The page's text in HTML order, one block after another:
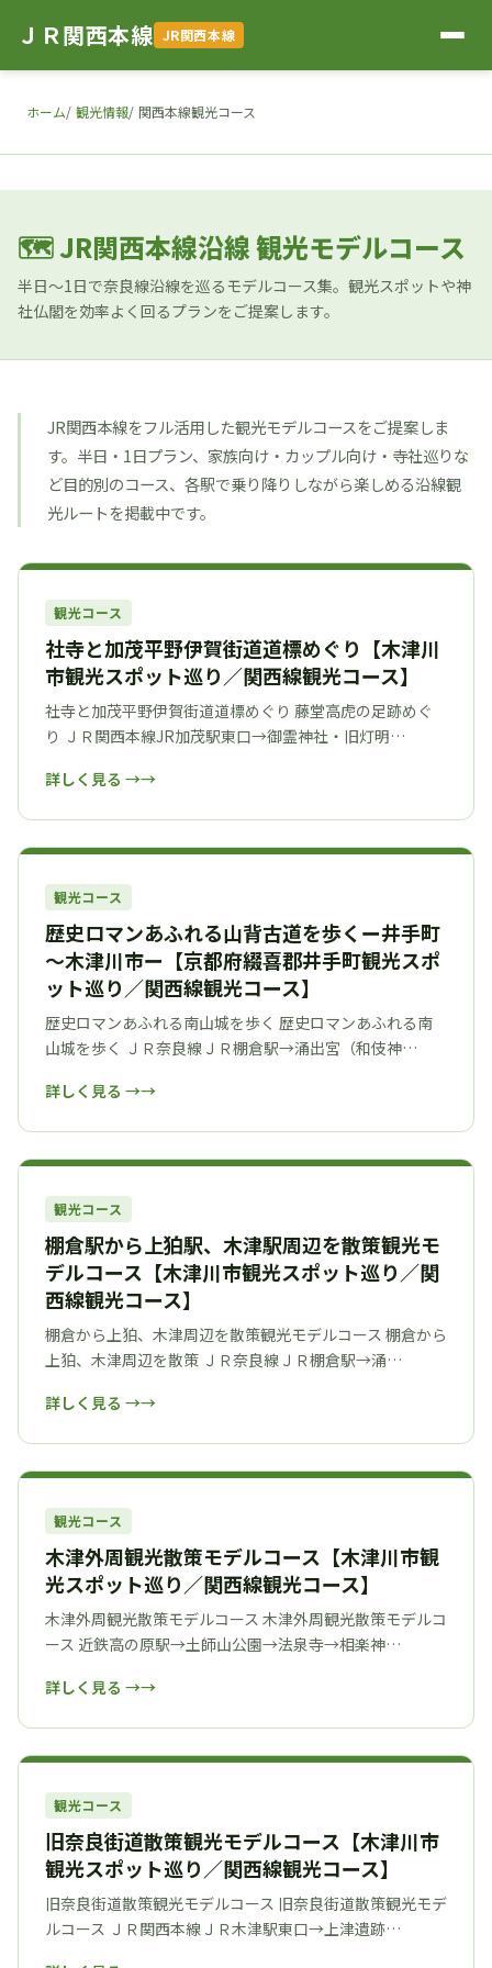
ＪＲ関西本線 JR関西本線
ホーム 観光情報 関西本線観光コース
🗺 JR関西本線沿線 観光モデルコース
半日〜1日で奈良線沿線を巡るモデルコース集。観光スポットや神
社仏閣を効率よく回るプランをご提案します。
JR関西本線をフル活用した観光モデルコースをご提案しま
す。半日・1日プラン、家族向け・カップル向け・寺社巡りな
ど目的別のコース、各駅で乗り降りしながら楽しめる沿線観
光ルートを掲載中です。
観光コース
社寺と加茂平野伊賀街道道標めぐり【木津川
市観光スポット巡り／関西線観光コース】
社寺と加茂平野伊賀街道道標めぐり 藤堂高虎の足跡めぐ
り ＪＲ関西本線JR加茂駅東口→御霊神社・旧灯明…
詳しく見る →
観光コース
歴史ロマンあふれる山背古道を歩くー井手町
～木津川市ー【京都府綴喜郡井手町観光スポ
ット巡り／関西線観光コース】
歴史ロマンあふれる南山城を歩く 歴史ロマンあふれる南
山城を歩く ＪＲ奈良線ＪＲ棚倉駅→涌出宮（和伎神…
詳しく見る →
観光コース
棚倉駅から上狛駅、木津駅周辺を散策観光モ
デルコース【木津川市観光スポット巡り／関
西線観光コース】
棚倉から上狛、木津周辺を散策観光モデルコース 棚倉から
上狛、木津周辺を散策 ＪＲ奈良線ＪＲ棚倉駅→涌…
詳しく見る →
観光コース
木津外周観光散策モデルコース【木津川市観
光スポット巡り／関西線観光コース】
木津外周観光散策モデルコース 木津外周観光散策モデルコ
ース 近鉄高の原駅→土師山公園→法泉寺→相楽神…
詳しく見る →
観光コース
旧奈良街道散策観光モデルコース【木津川市
観光スポット巡り／関西線観光コース】
旧奈良街道散策観光モデルコース 旧奈良街道散策観光モデ
ルコース ＪＲ関西本線ＪＲ木津駅東口→上津遺跡…